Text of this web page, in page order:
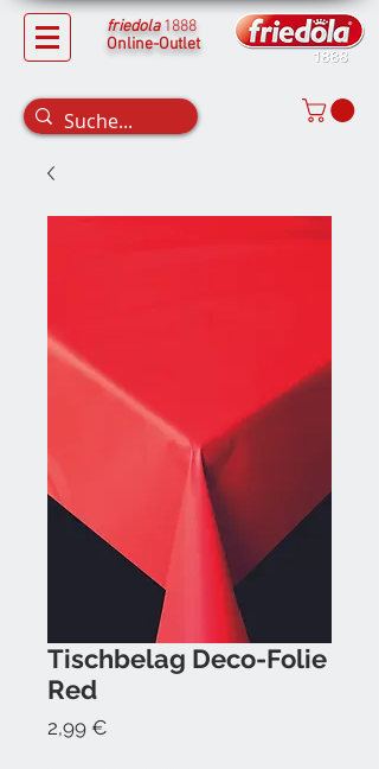
friedola 1888
Online-Outlet
Tischbelag Deco-Folie
Red
2,99 €